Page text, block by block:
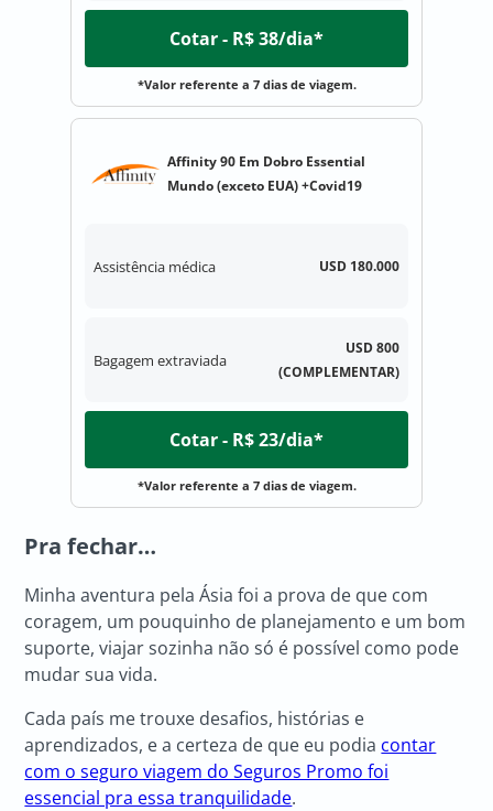
Cotar - R$ 38/dia*
*Valor referente a 7 dias de viagem.
Affinity 90 Em Dobro Essential
Mundo (exceto EUA) +Covid19
Assistência médica USD 180.000
Bagagem extraviada
USD 800
(COMPLEMENTAR)
Cotar - R$ 23/dia*
*Valor referente a 7 dias de viagem.
Pra fechar…
Minha aventura pela Ásia foi a prova de que com
coragem, um pouquinho de planejamento e um bom
suporte, viajar sozinha não só é possível como pode
mudar sua vida.
Cada país me trouxe desafios, histórias e
aprendizados, e a certeza de que eu podia contar
com o seguro viagem do Seguros Promo foi
essencial pra essa tranquilidade.